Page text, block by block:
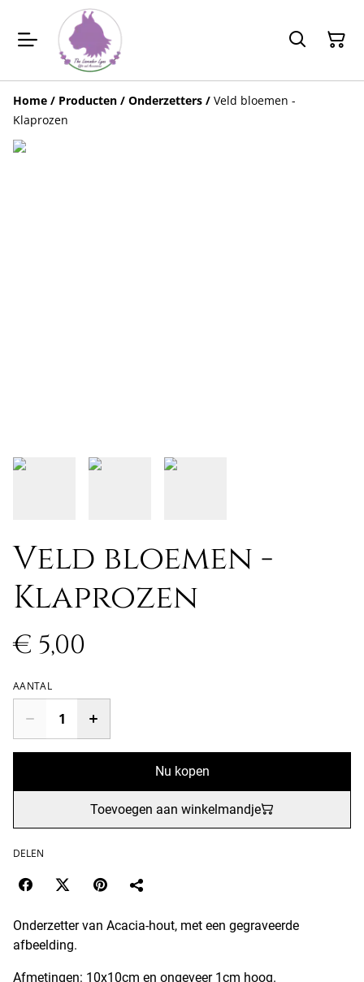
Home / Producten / Onderzetters / Veld bloemen -
Klaprozen
Veld bloemen -
Klaprozen
€ 5,00
AANTAL
Nu kopen
Toevoegen aan winkelmandje
DELEN
Onderzetter van Acacia-hout, met een gegraveerde
afbeelding.
Afmetingen: 10x10cm en ongeveer 1cm hoog.